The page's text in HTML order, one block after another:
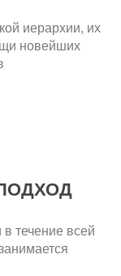
иерархии, их
новейших
течение всей